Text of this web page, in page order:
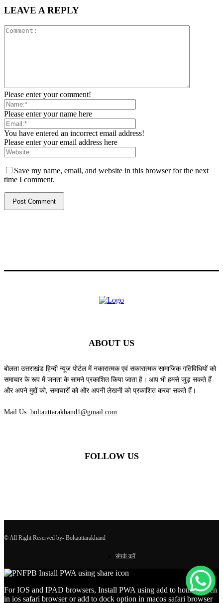
LEAVE A REPLY
Please enter your comment!
Please enter your name here
You have entered an incorrect email address!
Please enter your email address here
Save my name, email, and website in this browser for the next
time I comment.
ABOUT US
बोलता उत्तराखंड हिन्दी न्यूज पोर्टल में नकारात्मक एवं सकारात्मक सामाजिक गतिविधियों को
समाचार के रूप में जनता के सामने प्रकाशित किया जाता है। आप भी हमसे जुड़ सकते हैं
और अपने मुद्दों को, समाचारों को और अपनी लेखनी को प्रकाशित करवा सकते हैं।
Mail Us: boltauttarakhand1@gmail.com
FOLLOW US
© All Right Reserved by- Boltauttarakhand
संपर्क करें
For IOS and IPAD browsers, Install PWA using add to home screen
in ios safari browser or add to dock option in macos safari browser